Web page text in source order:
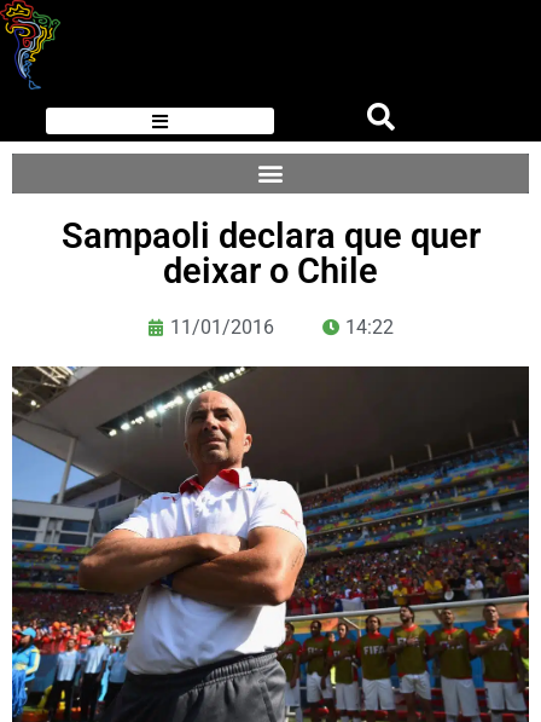
Sampaoli declara que quer
deixar o Chile
11/01/2016 14:22